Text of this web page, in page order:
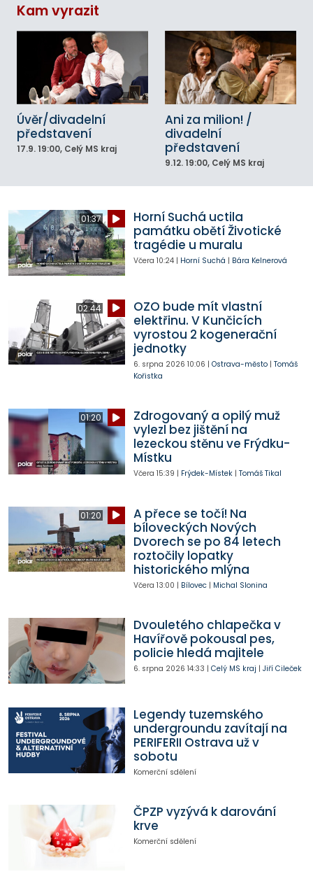
Kam vyrazit
Úvěr/divadelní
představení
17.9. 19:00, Celý MS kraj
Ani za milion! /
divadelní
představení
9.12. 19:00, Celý MS kraj
01:37
Horní Suchá uctila
památku obětí Životické
tragédie u muralu
Včera 10:24| Horní Suchá | Bára Kelnerová
02:44
OZO bude mít vlastní
elektřinu. V Kunčicích
vyrostou 2 kogenerační
jednotky
6. srpna 2026 10:06 | Ostrava-město| Tomáš
Kořistka
01:20
Zdrogovaný a opilý muž
vylezl bez jištění na
lezeckou stěnu ve Frýdku-
Místku
Včera 15:39 | Frýdek-Místek| Tomáš Tikal
01:20
A přece se točí! Na
bíloveckých Nových
Dvorech se po 84 letech
roztočily lopatky
historického mlýna
Včera 13:00 | Bílovec| Michal Slonina
Dvouletého chlapečka v
Havířově pokousal pes,
policie hledá majitele
6. srpna 2026 14:33 | Celý MS kraj | Jiří Cileček
Legendy tuzemského
undergroundu zavítají na
PERIFERII Ostrava už v
sobotu
Komerční sdělení
ČPZP vyzývá k darování
krve
Komerční sdělení